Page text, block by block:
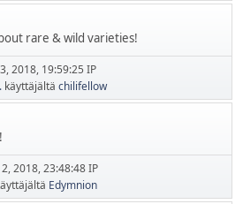
rare & wild varieties!
2018, 19:59:25 IP
käyttäjältä chilifellow
2018, 23:48:48 IP
Edymnion